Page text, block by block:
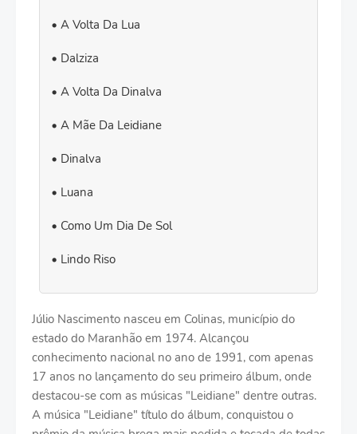
A Volta Da Lua
Dalziza
A Volta Da Dinalva
A Mãe Da Leidiane
Dinalva
Luana
Como Um Dia De Sol
Lindo Riso
Júlio Nascimento nasceu em Colinas, município do
estado do Maranhão em 1974. Alcançou
conhecimento nacional no ano de 1991, com apenas
17 anos no lançamento do seu primeiro álbum, onde
destacou-se com as músicas "Leidiane" dentre outras.
A música "Leidiane" título do álbum, conquistou o